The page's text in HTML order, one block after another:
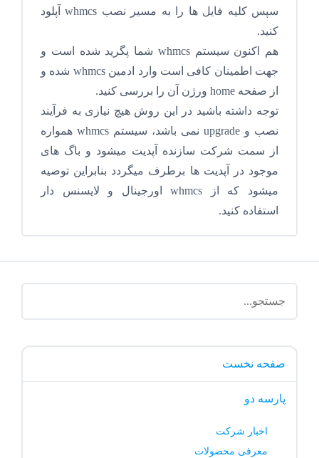
سپس کلیه فایل ها را به مسیر نصب whmcs آپلود
کنید.
هم اکنون سیستم whmcs شما پگرید شده است و
جهت اطمینان کافی است وارد ادمین whmcs شده و
از صفحه home ورژن آن را بررسی کنید.
توجه داشته باشید در این روش هیچ نیازی به فرآیند
نصب و upgrade نمی باشد، سیستم whmcs همواره
از سمت شرکت سازنده آپدیت میشود و باگ های
موجود در آپدیت ها برطرف میگردد بنابراین توصیه
میشود که از whmcs اورجینال و لایسنس دار
استفاده کنید.
صفحه نخست
پارسه دو
اخبار شرکت
معرفی محصولات